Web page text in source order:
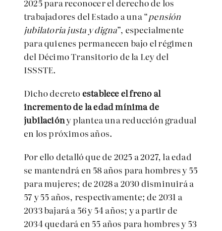
2025 para reconocer el derecho de los
trabajadores del Estado a una “pensión
jubilatoria justa y digna”, especialmente
para quienes permanecen bajo el régimen
del Décimo Transitorio de la Ley del
ISSSTE.
Dicho decreto establece el freno al
incremento de la edad mínima de
jubilacióny plantea una reducción gradual
en los próximos años.
Por ello detalló que de 2025 a 2027, la edad
se mantendrá en 58 años para hombres y 55
para mujeres; de 2028 a 2030 disminuirá a
57 y 55 años, respectivamente; de 2031 a
2033 bajará a 56 y 54 años; y a partir de
2034 quedará en 55 años para hombres y 53